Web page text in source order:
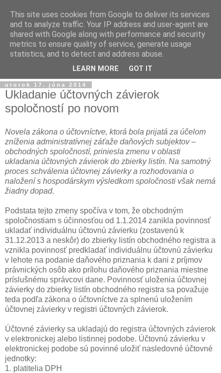
utorok 17. júna 2014
Ukladanie účtovných závierok
spoločností po novom
Novela zákona o účtovníctve, ktorá bola prijatá za účelom
zníženia administratívnej záťaže daňových subjektov –
obchodných spoločností, priniesla zmenu v oblasti
ukladania účtovných závierok do zbierky listín. Na samotný
proces schválenia účtovnej závierky a rozhodovania o
naložení s hospodárskym výsledkom spoločnosti však nemá
žiadny dopad.
Podstata tejto zmeny spočíva v tom, že obchodným
spoločnostiam s účinnosťou od 1.1.2014 zanikla povinnosť
ukladať individuálnu účtovnú závierku (zostavenú k
31.12.2013 a neskôr) do zbierky listín obchodného registra a
vznikla povinnosť predkladať individuálnu účtovnú závierku
v lehote na podanie daňového priznania k dani z príjmov
právnických osôb ako prílohu daňového priznania miestne
príslušnému správcovi dane. Povinnosť uloženia účtovnej
závierky do zbierky listín obchodného registra sa považuje
teda podľa zákona o účtovníctve za splnenú uložením
účtovnej závierky v registri účtovných závierok.
Účtovné závierky sa ukladajú do registra účtovných závierok
v elektronickej alebo listinnej podobe. Účtovnú závierku v
elektronickej podobe sú povinné uložiť nasledovné účtovné
jednotky:
1. platitelia DPH
This site uses cookies from Google to deliver its services
and to analyze traffic. Your IP address and user-agent are
shared with Google along with performance and security
metrics to ensure quality of service, generate usage
statistics, and to detect and address abuse.
LEARN MORE GOT IT